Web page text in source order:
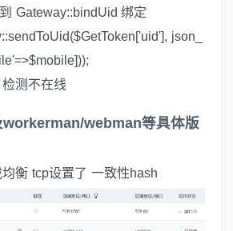
Gateway::bindUid 绑定
json_
测不在线
workerman/webman等具体版
衡 tcp设置了 一致性hash